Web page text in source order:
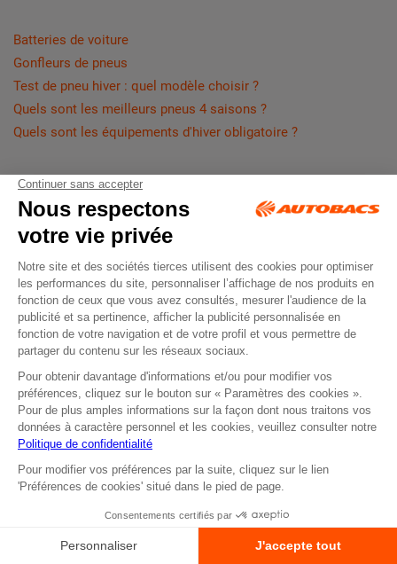
Batteries de voiture
Gonfleurs de pneus
Test de pneu hiver : quel modèle choisir ?
Quels sont les meilleurs pneus 4 saisons ?
Quels sont les équipements d'hiver obligatoire ?
SERVICE
CLIENTS
Disponible
5 Jours / 7
LIVRAISON
48/72H
Jours ouvrés du
lundi au vendredi 9h à
17h30
RETRAIT
Commande
disponible sous 2H
RENDEZ-VOUS
Réservez votre
prestation
atelier en ligne